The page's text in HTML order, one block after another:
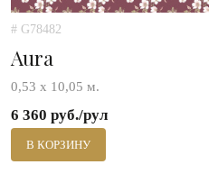
# G78482
Aura
0,53 х 10,05 м.
6 360 руб./рул
В КОРЗИНУ